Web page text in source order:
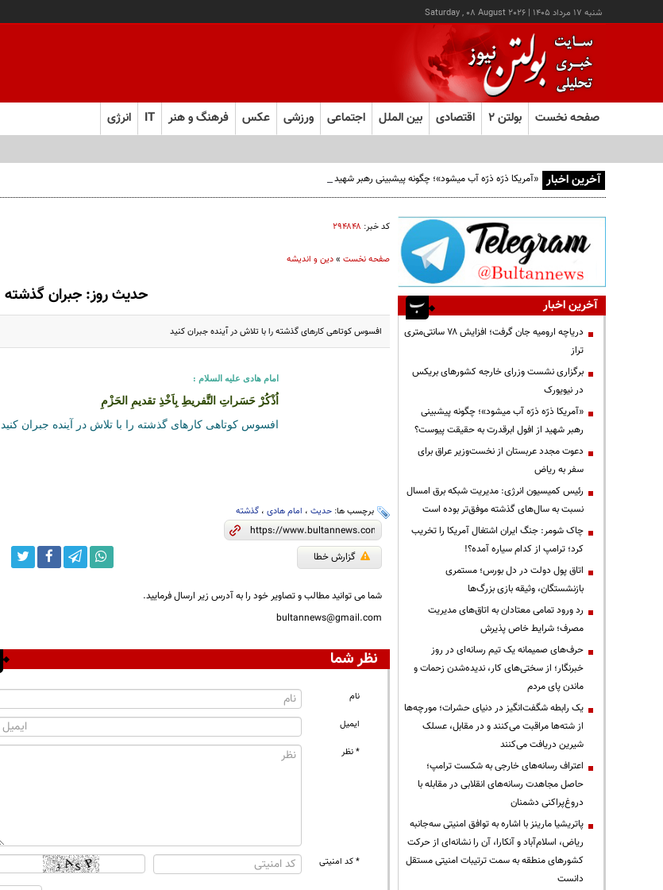
شنبه ۱۷ مرداد ۱۴۰۵ |
Saturday , 08 August 2026
صفحه نخست بولتن ۲ اقتصادی بین الملل اجتماعی ورزشی عکس فرهنگ و هنر IT انرژی
آخرین اخبار «آمریکا ذرّه ذرّه آب میشود»؛ چگونه پیشبینی رهبر شهید از افول ابرقدرت به حقیقت پیوست؟
کد خبر: ۲۹۴۸۴۸
صفحه نخست»دین و اندیشه
حدیث روز: جبران گذشته
افسوس‌ كوتاهى‌ كارهاى‌ گذشته‌ را با تلاش‌ در آينده‌ جبران‌ كنيد
امام هادی علیه السلام :
اُذْكُرْ حَسَراتِ التَّفريطِ بِاَخْذِ تقديمِ الحَزْمِ
افسوس‌ كوتاهى‌ كارهاى‌ گذشته‌ را با تلاش‌ در آينده‌ جبران‌ كنيد
برچسب ها: حدیث، امام هادی، گذشته
گزارش خطا
شما می توانید مطالب و تصاویر خود را به آدرس زیر ارسال فرمایید.
bultannews@gmail.com
نظر شما
نام
ایمیل
* نظر
* کد امنیتی
آخرین اخبار
دریاچه ارومیه جان گرفت؛ افزایش ۷۸ سانتی‌متری
تراز
برگزاری نشست وزرای خارجه کشورهای بریکس
در نیویورک
«آمریکا ذرّه ذرّه آب میشود»؛ چگونه پیشبینی
رهبر شهید از افول ابرقدرت به حقیقت پیوست؟
دعوت مجدد عربستان از نخست‌وزیر عراق برای
سفر به ریاض
رئیس کمیسیون انرژی: مدیریت شبکه برق امسال
نسبت به سال‌های گذشته موفق‌تر بوده است
چاک شومر: جنگ ایران اشتغال آمریکا را تخریب
کرد؛ ترامپ از کدام سیاره آمده؟!
اتاق پول دولت در دل بورس؛ مستمری
بازنشستگان، وثیقه بازی بزرگ‌ها
رد ورود تمامی معتادان به اتاق‌های مدیریت
مصرف؛ شرایط خاص پذیرش
حرف‌های صمیمانه یک تیم رسانه‌ای در روز
خبرنگار؛ از سختی‌های کار، ندیده‌شدن زحمات و
ماندن پای مردم
یک رابطه شگفت‌انگیز در دنیای حشرات؛ مورچه‌ها
از شته‌ها مراقبت می‌کنند و در مقابل، عسلک
شیرین دریافت می‌کنند
اعتراف رسانه‌های خارجی به شکست ترامپ؛
حاصل مجاهدت رسانه‌های انقلابی در مقابله با
دروغ‌پراکنی دشمنان
پاتریشیا مارینز با اشاره به توافق امنیتی سه‌جانبه
ریاض، اسلام‌آباد و آنکارا، آن را نشانه‌ای از حرکت
کشورهای منطقه به سمت ترتیبات امنیتی مستقل
دانست